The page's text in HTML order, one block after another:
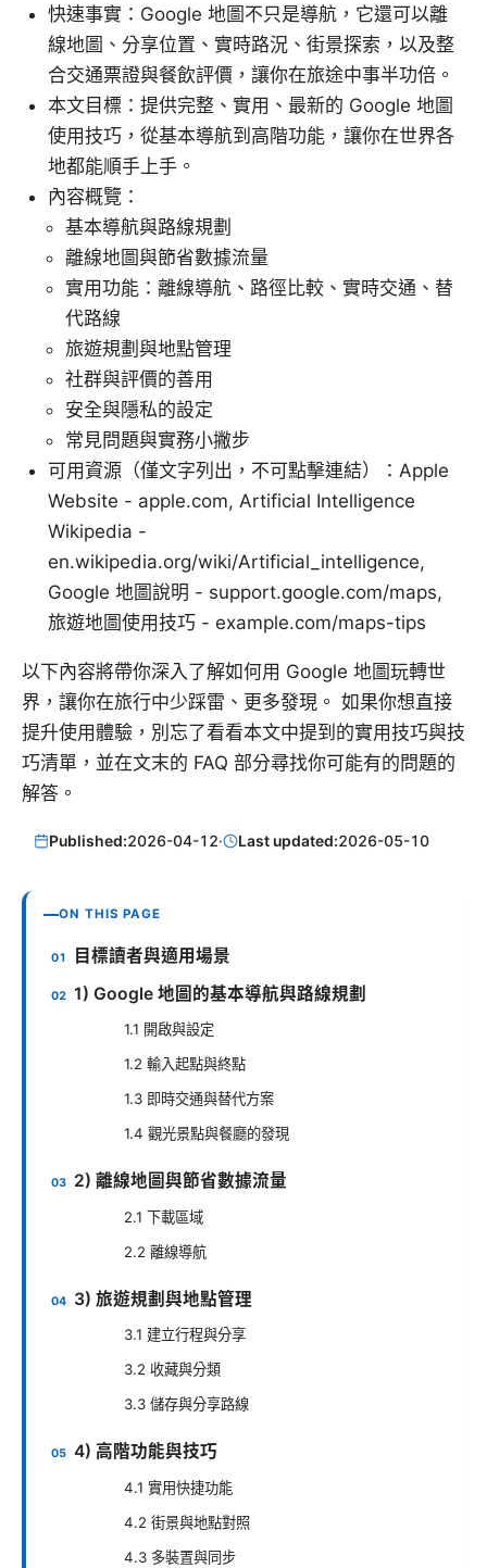
快速事實：Google 地圖不只是導航，它還可以離
線地圖、分享位置、實時路況、街景探索，以及整
合交通票證與餐飲評價，讓你在旅途中事半功倍。
本文目標：提供完整、實用、最新的 Google 地圖
使用技巧，從基本導航到高階功能，讓你在世界各
地都能順手上手。
內容概覽：
基本導航與路線規劃
離線地圖與節省數據流量
實用功能：離線導航、路徑比較、實時交通、替
代路線
旅遊規劃與地點管理
社群與評價的善用
安全與隱私的設定
常見問題與實務小撇步
可用資源（僅文字列出，不可點擊連結）：Apple
Website - apple.com, Artificial Intelligence
Wikipedia -
en.wikipedia.org/wiki/Artificial_intelligence,
Google 地圖說明 - support.google.com/maps,
旅遊地圖使用技巧 - example.com/maps-tips
以下內容將帶你深入了解如何用 Google 地圖玩轉世
界，讓你在旅行中少踩雷、更多發現。 如果你想直接
提升使用體驗，別忘了看看本文中提到的實用技巧與技
巧清單，並在文末的 FAQ 部分尋找你可能有的問題的
解答。
Published:2026-04-12· Last updated:2026-05-10
ON THIS PAGE
目標讀者與適用場景
1) Google 地圖的基本導航與路線規劃
1.1 開啟與設定
1.2 輸入起點與終點
1.3 即時交通與替代方案
1.4 觀光景點與餐廳的發現
2) 離線地圖與節省數據流量
2.1 下載區域
2.2 離線導航
3) 旅遊規劃與地點管理
3.1 建立行程與分享
3.2 收藏與分類
3.3 儲存與分享路線
4) 高階功能與技巧
4.1 實用快捷功能
4.2 街景與地點對照
4.3 多裝置與同步